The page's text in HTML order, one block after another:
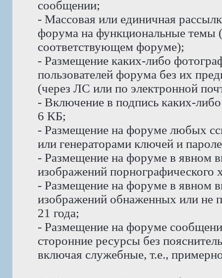
сообщении;
- Массовая или единичная
форума на функциональные темы
соответствующем форуме);
- Размещение каких-либо
пользователей форума без их
(через ЛС или по электронной
- Включение в подпись каких-
6 КБ;
- Размещение на форуме любых
или генераторами ключей и
- Размещение на форуме в явном
изображений порнографического
- Размещение на форуме в явном
изображений обнаженных или не
21 года;
- Размещение на форуме
сторонние ресурсы без
включая служебные, т.е.,